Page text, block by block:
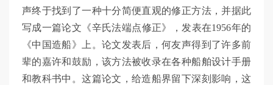
声终于找到了一种十分简便直观的修正方法，并据此
写成一篇论文《辛氏法端点修正》，发表在1956年的
《中国造船》上。论文发表后，何友声得到了许多前
辈的嘉许和鼓励，该方法被收录在各种船舶设计手册
和教科书中。这篇论文，给造船界留下深刻影响，这